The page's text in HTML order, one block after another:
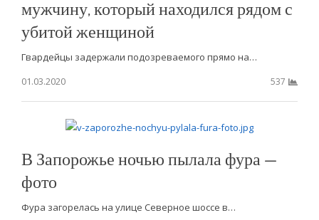
мужчину, который находился рядом с
убитой женщиной
Гвардейцы задержали подозреваемого прямо на…
01.03.2020
537
В Запорожье ночью пылала фура —
фото
Фура загорелась на улице Северное шоссе в…